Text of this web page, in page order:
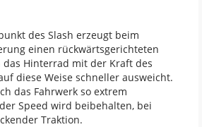
des Slash erzeugt beim
einen rückwärtsgerichteten
das Hinterrad mit der Kraft des
diese Weise schneller ausweicht.
das Fahrwerk so extrem
Speed wird beibehalten, bei
Traktion.